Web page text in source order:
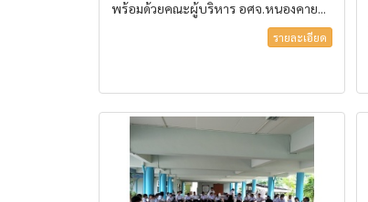
พร้อมด้วยคณะผู้บริหาร อศจ.หนองคาย...
รายละเอียด